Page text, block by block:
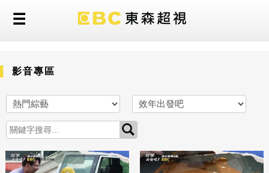
影音專區